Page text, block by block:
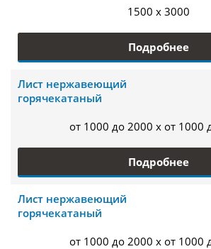
1500 x 3000
Подробнее
Лист нержавеющий
горячекатаный
от 1000 до 2000 x от 1000
Подробнее
Лист нержавеющий
горячекатаный
от 1000 до 2000 x от 1000